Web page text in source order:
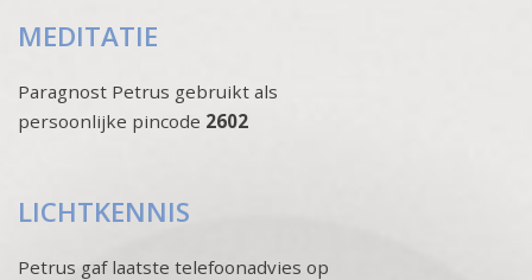
MEDITATIE
Paragnost Petrus gebruikt als
persoonlijke pincode 2602
LICHTKENNIS
Petrus gaf laatste telefoonadvies op